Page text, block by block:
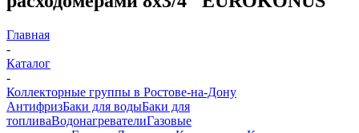
Главная
-
Каталог
-
Коллекторные группы в Ростове-на-Дону
АнтифризБаки для водыБаки для
топливаВодонагревателиГазовые